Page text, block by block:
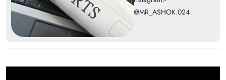
@MR_ASHOK.024